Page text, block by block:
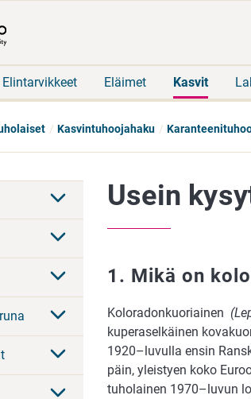
Elintarvikkeet Eläimet Kasvit
Kasvintuhoojahaku
Usein
1. Mikä on
Koloradonkuoriainen
kuperaselkäinen
1920–luvulla ensin
päin, yleistyen koko
tuholainen 1970–luvun